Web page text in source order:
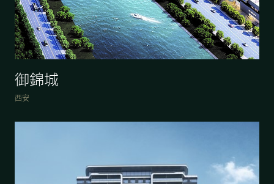
御錦城
西安